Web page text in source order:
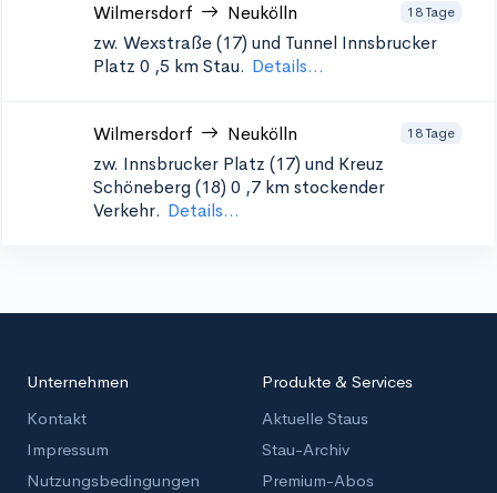
Wilmersdorf Neukölln 18 Tage
zw. Wexstraße (17) und Tunnel Innsbrucker
Platz 0 ,5 km Stau. Details...
Wilmersdorf Neukölln 18 Tage
zw. Innsbrucker Platz (17) und Kreuz
Schöneberg (18) 0 ,7 km stockender
Verkehr. Details...
Unternehmen
Kontakt
Impressum
Nutzungsbedingungen
Produkte & Services
Aktuelle Staus
Stau-Archiv
Premium-Abos